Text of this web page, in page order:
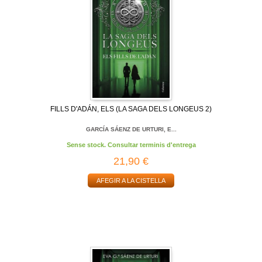
FILLS D'ADÁN, ELS (LA SAGA DELS LONGEUS 2)
GARCÍA SÁENZ DE URTURI, E...
Sense stock. Consultar terminis d'entrega
21,90 €
AFEGIR A LA CISTELLA